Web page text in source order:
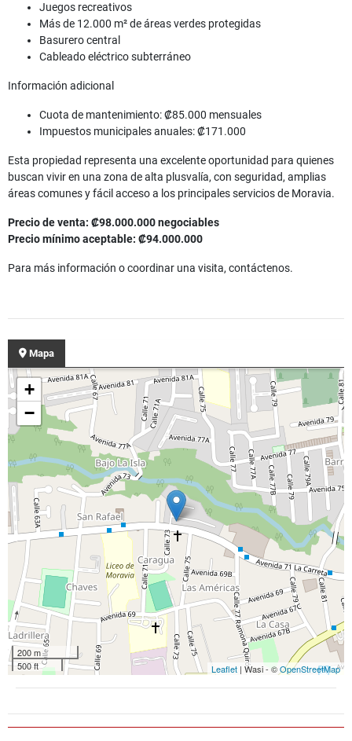
Juegos recreativos
Más de 12.000 m² de áreas verdes protegidas
Basurero central
Cableado eléctrico subterráneo
Información adicional
Cuota de mantenimiento: ₡85.000 mensuales
Impuestos municipales anuales: ₡171.000
Esta propiedad representa una excelente oportunidad para quienes
buscan vivir en una zona de alta plusvalía, con seguridad, amplias
áreas comunes y fácil acceso a los principales servicios de Moravia.
Precio de venta: ₡98.000.000 negociables
Precio mínimo aceptable: ₡94.000.000
Para más información o coordinar una visita, contáctenos.
Mapa
+
−
200 m
500 ft
Leaflet | Wasi - ©OpenStreetMap